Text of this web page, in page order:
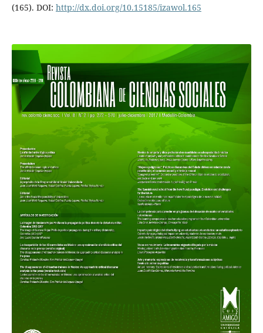
(165). DOI: http://dx.doi.org/10.15185/izawol.165